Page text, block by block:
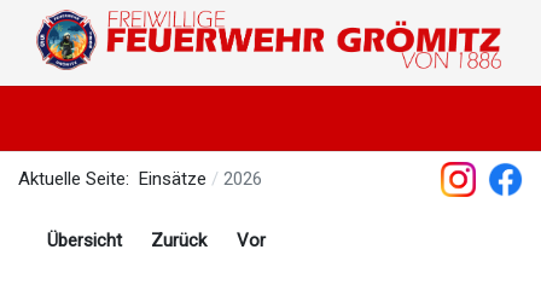
Aktuelle Seite: Einsätze 2026
Übersicht Zurück Vor